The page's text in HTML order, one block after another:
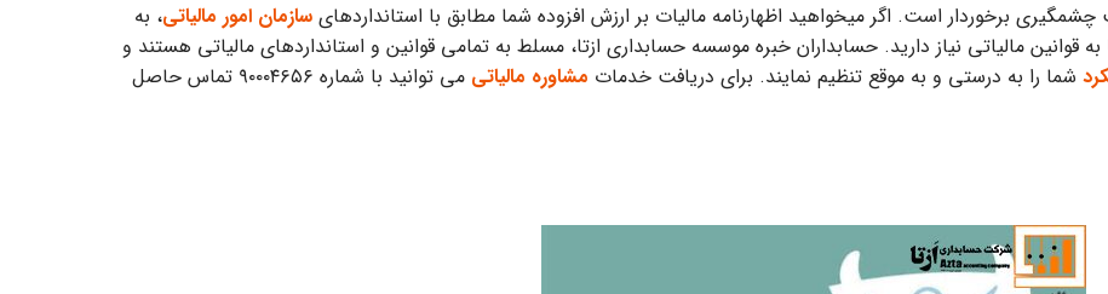
برخوردار است. اگر می­خواهید اظهارنامه مالیات بر ارزش افزوده شما مطابق با استانداردهای سازمان امور مالیاتی، به
مالیاتی نیاز دارید. حسابداران خبره موسسه حسابداری ازتا، مسلط به تمامی قوانین و استانداردهای مالیاتی هستند و
شما را به درستی و به موقع تنظیم نمایند. برای دریافت خدمات مشاوره مالیاتی
می توانید با شماره ۹۰۰۰۴۶۵۶ تماس حاصل